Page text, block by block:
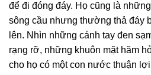
để đi đóng đáy. Họ cũng là
sông cầu nhưng thường thả đáy
lên. Nhìn những cánh tay đen
rạng rỡ, những khuôn mặt hăm
cho họ có một con nước thuận